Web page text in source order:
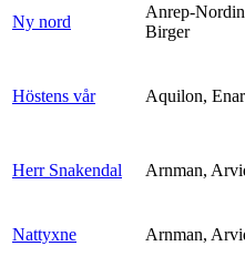
Ny nord
Anrep-
Birger
Höstens vår Aquilon, Enar
Herr Snakendal Arnman,
Nattyxne Arnman,